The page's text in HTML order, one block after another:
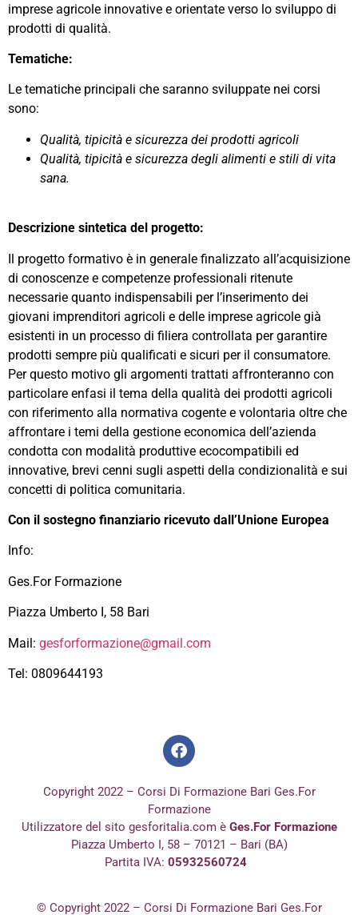
imprese agricole innovative e orientate verso lo sviluppo di
prodotti di qualità.
Tematiche:
Le tematiche principali che saranno sviluppate nei corsi
sono:
Qualità, tipicità e sicurezza dei prodotti agricoli
Qualità, tipicità e sicurezza degli alimenti e stili di vita
sana.
Descrizione sintetica del progetto:
Il progetto formativo è in generale finalizzato all’acquisizione
di conoscenze e competenze professionali ritenute
necessarie quanto indispensabili per l’inserimento dei
giovani imprenditori agricoli e delle imprese agricole già
esistenti in un processo di filiera controllata per garantire
prodotti sempre più qualificati e sicuri per il consumatore.
Per questo motivo gli argomenti trattati affronteranno con
particolare enfasi il tema della qualità dei prodotti agricoli
con riferimento alla normativa cogente e volontaria oltre che
affrontare i temi della gestione economica dell’azienda
condotta con modalità produttive ecocompatibili ed
innovative, brevi cenni sugli aspetti della condizionalità e sui
concetti di politica comunitaria.
Con il sostegno finanziario ricevuto dall’Unione Europea
Info:
Ges.For Formazione
Piazza Umberto I, 58 Bari
Mail: gesforformazione@gmail.com
Tel: 0809644193
Copyright 2022 – Corsi Di Formazione Bari Ges.For
Formazione
Utilizzatore del sito gesforitalia.com è Ges.For Formazione
Piazza Umberto I, 58 – 70121 – Bari (BA)
Partita IVA: 05932560724
© Copyright 2022 – Corsi Di Formazione Bari Ges.For